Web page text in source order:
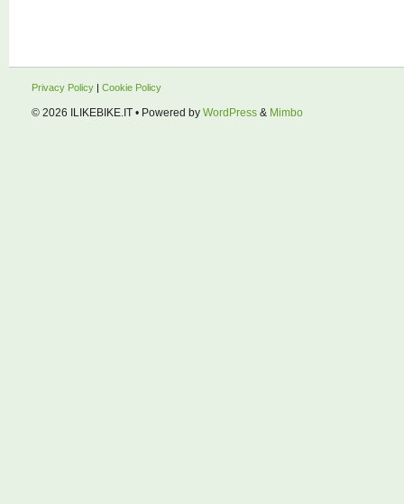
Privacy Policy Cookie Policy
© 2026 ILIKEBIKE.IT • Powered by WordPress & Mimbo